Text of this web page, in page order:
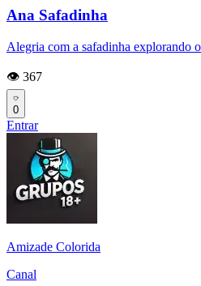
Ana Safadinha
Alegria com a safadinha explorando
👁️ 367
0
Entrar
Amizade Colorida
Canal